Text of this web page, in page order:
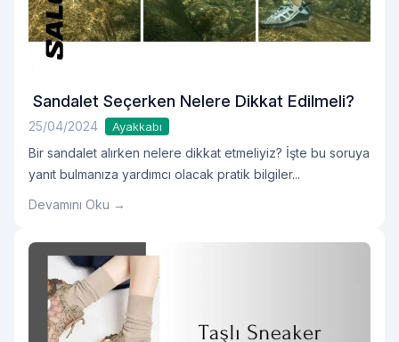
Sandalet Seçerken Nelere Dikkat Edilmeli?
25/04/2024 Ayakkabı
Bir sandalet alırken nelere dikkat etmeliyiz? İşte bu soruya
yanıt bulmanıza yardımcı olacak pratik bilgiler...
Devamını Oku →